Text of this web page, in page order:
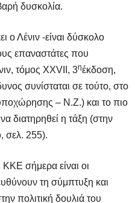
δυσκολία.
Λένιν -είναι δύσκολο
επαναστάτες που
τόμος XXVII, 3ηέκδοση,
συνίσταται σε τούτο, στο
– Ν.Ζ.) και το πιο
διατηρηθεί η τάξη (στην
σελ. 255).
σήμερα είναι οι
τη σύμπτυξη και
πολιτική δουλιά του